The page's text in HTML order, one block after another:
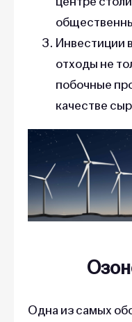
Инвестиции в
отходы не
побочные
качестве
Одна из самых